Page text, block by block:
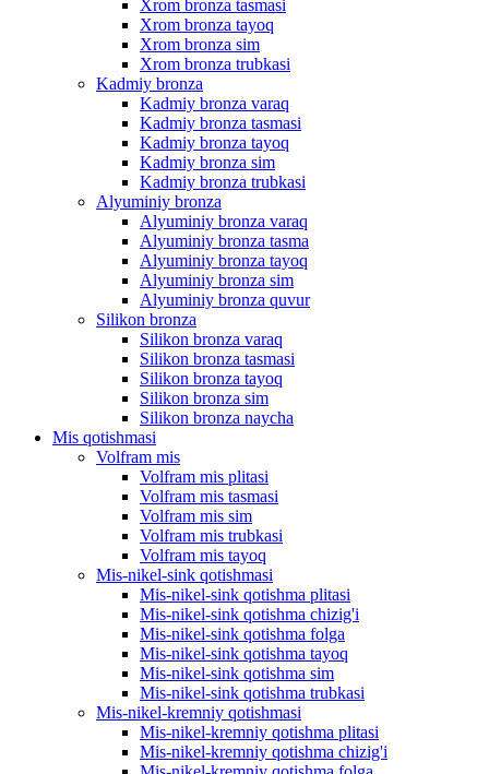
Xrom bronza tasmasi
Xrom bronza tayoq
Xrom bronza sim
Xrom bronza trubkasi
Kadmiy bronza
Kadmiy bronza varaq
Kadmiy bronza tasmasi
Kadmiy bronza tayoq
Kadmiy bronza sim
Kadmiy bronza trubkasi
Alyuminiy bronza
Alyuminiy bronza varaq
Alyuminiy bronza tasma
Alyuminiy bronza tayoq
Alyuminiy bronza sim
Alyuminiy bronza quvur
Silikon bronza
Silikon bronza varaq
Silikon bronza tasmasi
Silikon bronza tayoq
Silikon bronza sim
Silikon bronza naycha
Mis qotishmasi
Volfram mis
Volfram mis plitasi
Volfram mis tasmasi
Volfram mis sim
Volfram mis trubkasi
Volfram mis tayoq
Mis-nikel-sink qotishmasi
Mis-nikel-sink qotishma plitasi
Mis-nikel-sink qotishma chizig'i
Mis-nikel-sink qotishma folga
Mis-nikel-sink qotishma tayoq
Mis-nikel-sink qotishma sim
Mis-nikel-sink qotishma trubkasi
Mis-nikel-kremniy qotishmasi
Mis-nikel-kremniy qotishma plitasi
Mis-nikel-kremniy qotishma chizig'i